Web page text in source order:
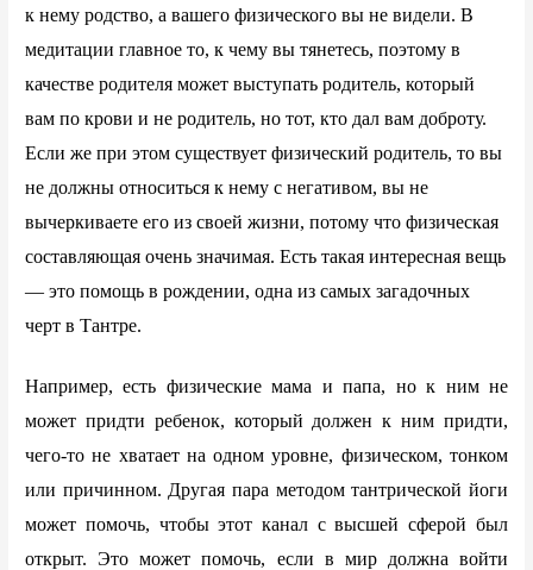
к нему родство, а вашего физического вы не видели. В
медитации главное то, к чему вы тянетесь, поэтому в
качестве родителя может выступать родитель, который
вам по крови и не родитель, но тот, кто дал вам доброту.
Если же при этом существует физический родитель, то вы
не должны относиться к нему с негативом, вы не
вычеркиваете его из своей жизни, потому что физическая
составляющая очень значимая. Есть такая интересная вещь
— это помощь в рождении, одна из самых загадочных
черт в Тантре.
Например, есть физические мама и папа, но к ним не
может придти ребенок, который должен к ним придти,
чего-то не хватает на одном уровне, физическом, тонком
или причинном. Другая пара методом тантрической йоги
может помочь, чтобы этот канал с высшей сферой был
открыт. Это может помочь, если в мир должна войти